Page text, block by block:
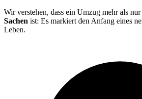
Wir verstehen, dass ein Umzug mehr als
Sachen ist: Es markiert den Anfang eines
Leben.